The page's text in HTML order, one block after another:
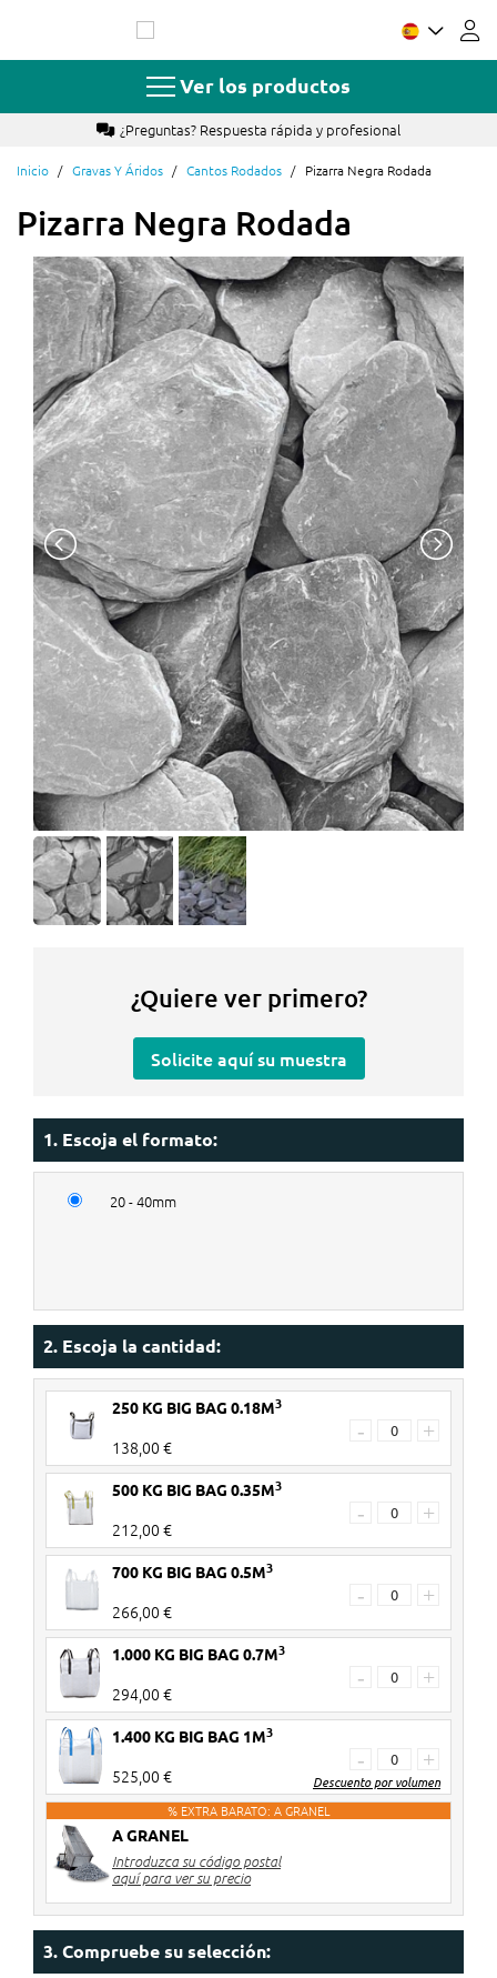
contenido
Ver los productos
Más de 17 años de experiencia
Inicio Gravas Y Áridos Cantos Rodados Pizarra Negra Rodada
Pizarra Negra Rodada
¿Quiere ver primero?
Solicite aquí su muestra
1. Escoja el formato:
20 - 40mm
2. Escoja la cantidad:
250 KG BIG BAG 0.18M3
138,00 €
- +
500 KG BIG BAG 0.35M3
212,00 €
- +
700 KG BIG BAG 0.5M3
266,00 €
- +
1.000 KG BIG BAG 0.7M3
294,00 €
- +
1.400 KG BIG BAG 1M3
525,00 €
- +
Descuento por volumen
3-4
unidades
€9 de descuento por big bag
5-6
unidades
€12 de descuento por big
bag
7-8
unidades
€15 de descuento por big
bag
% EXTRA BARATO: A GRANEL
A GRANEL
Introduzca su código postal
aquí para ver su precio
3. Compruebe su selección: